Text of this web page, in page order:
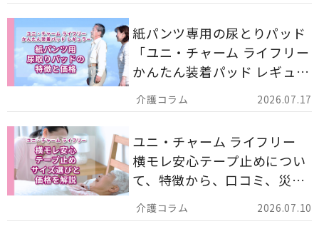
2026.07.17
紙パンツ専用の尿とりパッド
「ユニ・チャーム ライフリー
かんたん装着パッド レギュラ
ー 計162枚」について解説し
ます。
2026.07.10
ユニ・チャーム ライフリー
横モレ安心テープ止めについ
て、特徴から、口コミ、災害
備蓄としての活用法まで分か
りやすく解説します。